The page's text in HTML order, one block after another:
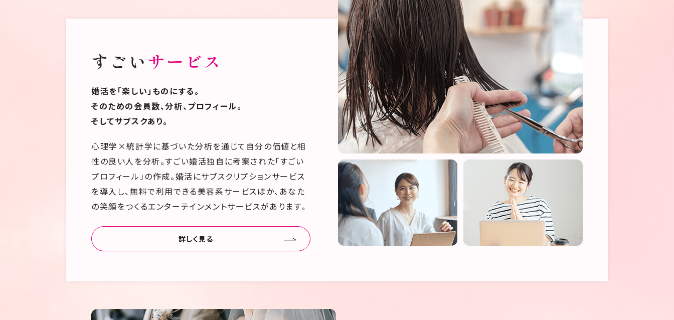
すごいサービス
婚活を「楽しい」ものにする。
そのための会員数、分析、プロフィール。
そしてサブスクあり。
心理学×統計学に基づいた分析を通じて自分の価値と相
性の良い人を分析。すごい婚活独自に考案された「すごい
プロフィール」の作成。婚活にサブスクリプションサービス
を導入し、無料で利用できる美容系サービスほか、あなた
の笑顔をつくるエンターテインメントサービスがあります。
詳しく見る